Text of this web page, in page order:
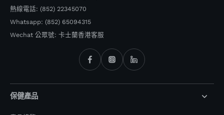
熱線電話: (852) 22345070
Whatsapp: (852) 65094315
Wechat 公眾號: 卡士蘭香港客服
保健產品